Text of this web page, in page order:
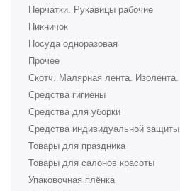
Перчатки. Рукавицы рабочие
Пикничок
Посуда одноразовая
Прочее
Скотч. Малярная лента. Изолента.
Средства гигиены
Средства для уборки
Средства индивидуальной защиты
Товары для праздника
Товары для салонов красоты
Упаковочная плёнка